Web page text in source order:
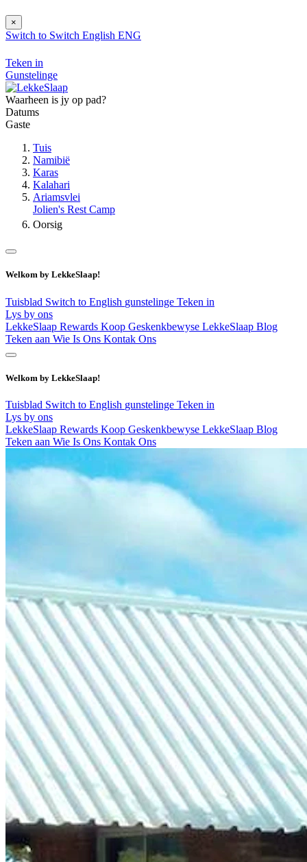
×
Switch to Switch English ENG
Teken in
Gunstelinge
Waarheen is jy op pad?
Datums
Gaste
Tuis
Namibië
Karas
Kalahari
Ariamsvlei
Jolien's Rest Camp
Oorsig
Welkom by LekkeSlaap!
Tuisblad Switch to English gunstelinge Teken in
Lys by ons
LekkeSlaap Rewards Koop Geskenkbewyse LekkeSlaap Blog
Teken aan Wie Is Ons Kontak Ons
Welkom by LekkeSlaap!
Tuisblad Switch to English gunstelinge Teken in
Lys by ons
LekkeSlaap Rewards Koop Geskenkbewyse LekkeSlaap Blog
Teken aan Wie Is Ons Kontak Ons